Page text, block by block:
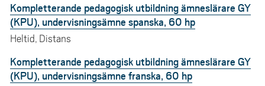
Kompletterande pedagogisk utbildning ämneslärare GY
(KPU), undervisningsämne spanska, 60 hp
Heltid, Distans
Kompletterande pedagogisk utbildning ämneslärare GY
(KPU), undervisningsämne franska, 60 hp